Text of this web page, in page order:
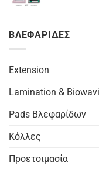
ΒΛΕΦΑΡΙΔΕΣ
Extension
Lamination &
Pads Βλεφαρίδων
Κόλλες
Προετοιμασία